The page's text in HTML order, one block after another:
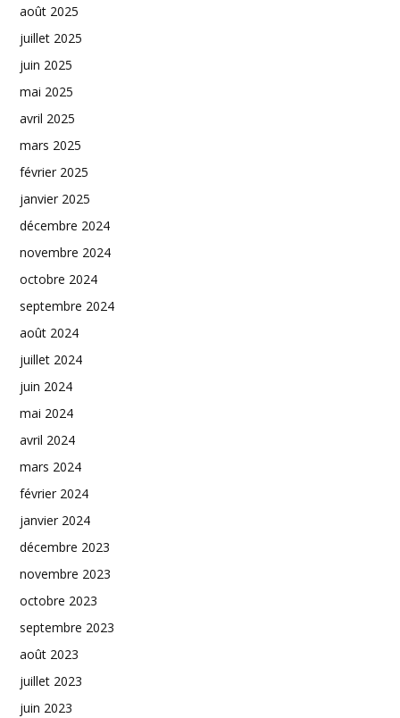
août 2025
juillet 2025
juin 2025
mai 2025
avril 2025
mars 2025
février 2025
janvier 2025
décembre 2024
novembre 2024
octobre 2024
septembre 2024
août 2024
juillet 2024
juin 2024
mai 2024
avril 2024
mars 2024
février 2024
janvier 2024
décembre 2023
novembre 2023
octobre 2023
septembre 2023
août 2023
juillet 2023
juin 2023